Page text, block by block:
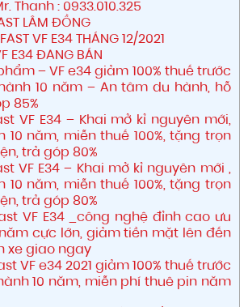
Thanh : 0933.010.325
LÂM ĐỒNG
VF E34 THÁNG 12/2021
E34 ĐANG BÁN
– VF e34 giảm 100% thuế trước
10 năm – An tâm du hành, hỗ
85%
VF E34 – Khai mở kỉ nguyên mới,
10 năm, miễn thuế 100%, tặng trọn
trả góp 80%
VF E34 – Khai mở kỉ nguyên mới ,
10 năm, miễn thuế 100%, tặng trọn
trả góp 80%
VF E34 _công nghệ đỉnh cao ưu
cực lớn, giảm tiền mặt lên đến
xe giao ngay
VF e34 2021 giảm 100% thuế trước
10 năm, miễn phí thuê pin năm